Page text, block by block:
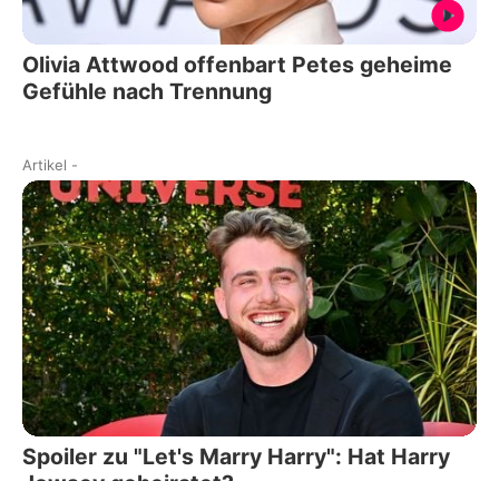
Olivia Attwood offenbart Petes geheime
Gefühle nach Trennung
Artikel -
Spoiler zu "Let's Marry Harry": Hat Harry